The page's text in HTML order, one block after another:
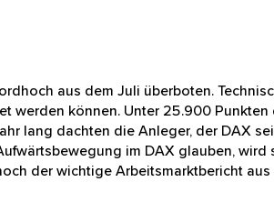
aus dem Juli überboten.
gerettet werden können.
Ein Jahr lang dachten die
an die neue Aufwärtsbewegung
Wochenende liegt noch der